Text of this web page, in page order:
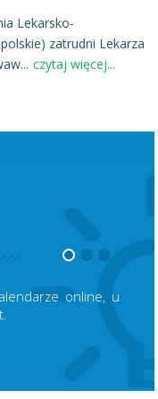
Lekarsko-
zatrudni Lekarza
... czytaj więcej...
online, u